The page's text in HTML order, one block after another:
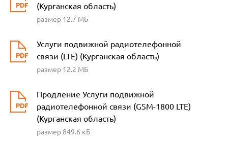
(Курганская область)
размер 12.7 МБ
Услуги подвижной радиотелефонной
связи (LTE) (Курганская область)
размер 12.2 МБ
Продление Услуги подвижной
радиотелефонной связи (GSM-1800 LTE)
(Курганская область)
размер 849.6 кБ